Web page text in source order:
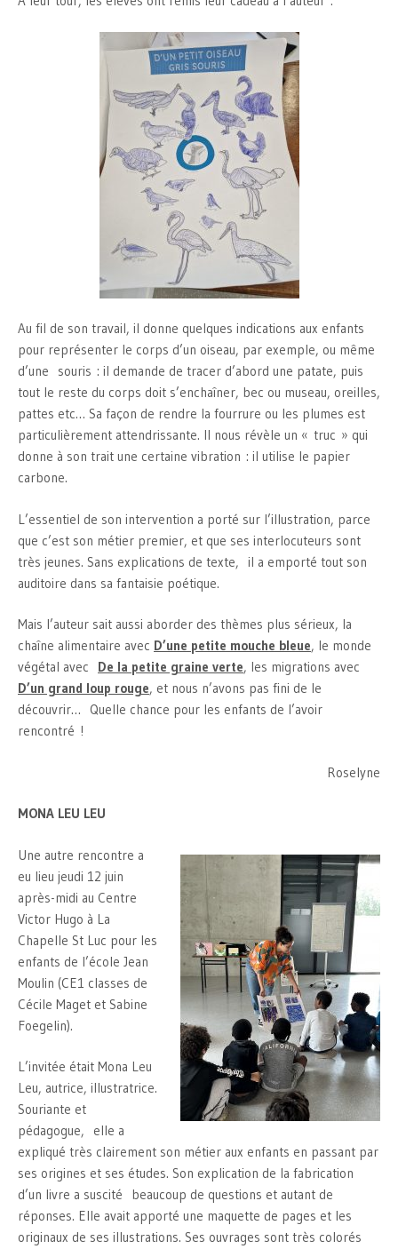
Au fil de son travail, il donne quelques indications aux enfants
pour représenter le corps d’un oiseau, par exemple, ou même
d’une souris : il demande de tracer d’abord une patate, puis
tout le reste du corps doit s’enchaîner, bec ou museau, oreilles,
pattes etc… Sa façon de rendre la fourrure ou les plumes est
particulièrement attendrissante. Il nous révèle un « truc » qui
donne à son trait une certaine vibration : il utilise le papier
carbone.
L’essentiel de son intervention a porté sur l’illustration, parce
que c’est son métier premier, et que ses interlocuteurs sont
très jeunes. Sans explications de texte, il a emporté tout son
auditoire dans sa fantaisie poétique.
Mais l’auteur sait aussi aborder des thèmes plus sérieux, la
chaîne alimentaire avec D’une petite mouche bleue, le monde
végétal avec De la petite graine verte, les migrations avec
D’un grand loup rouge, et nous n’avons pas fini de le
découvrir… Quelle chance pour les enfants de l’avoir
rencontré !
Roselyne
MONA LEU LEU
Une autre rencontre a
eu lieu jeudi 12 juin
après-midi au Centre
Victor Hugo à La
Chapelle St Luc pour les
enfants de l’école Jean
Moulin (CE1 classes de
Cécile Maget et Sabine
Foegelin).
L’invitée était Mona Leu
Leu, autrice, illustratrice.
Souriante et
pédagogue, elle a
expliqué très clairement son métier aux enfants en passant par
ses origines et ses études. Son explication de la fabrication
d’un livre a suscité beaucoup de questions et autant de
réponses. Elle avait apporté une maquette de pages et les
originaux de ses illustrations. Ses ouvrages sont très colorés